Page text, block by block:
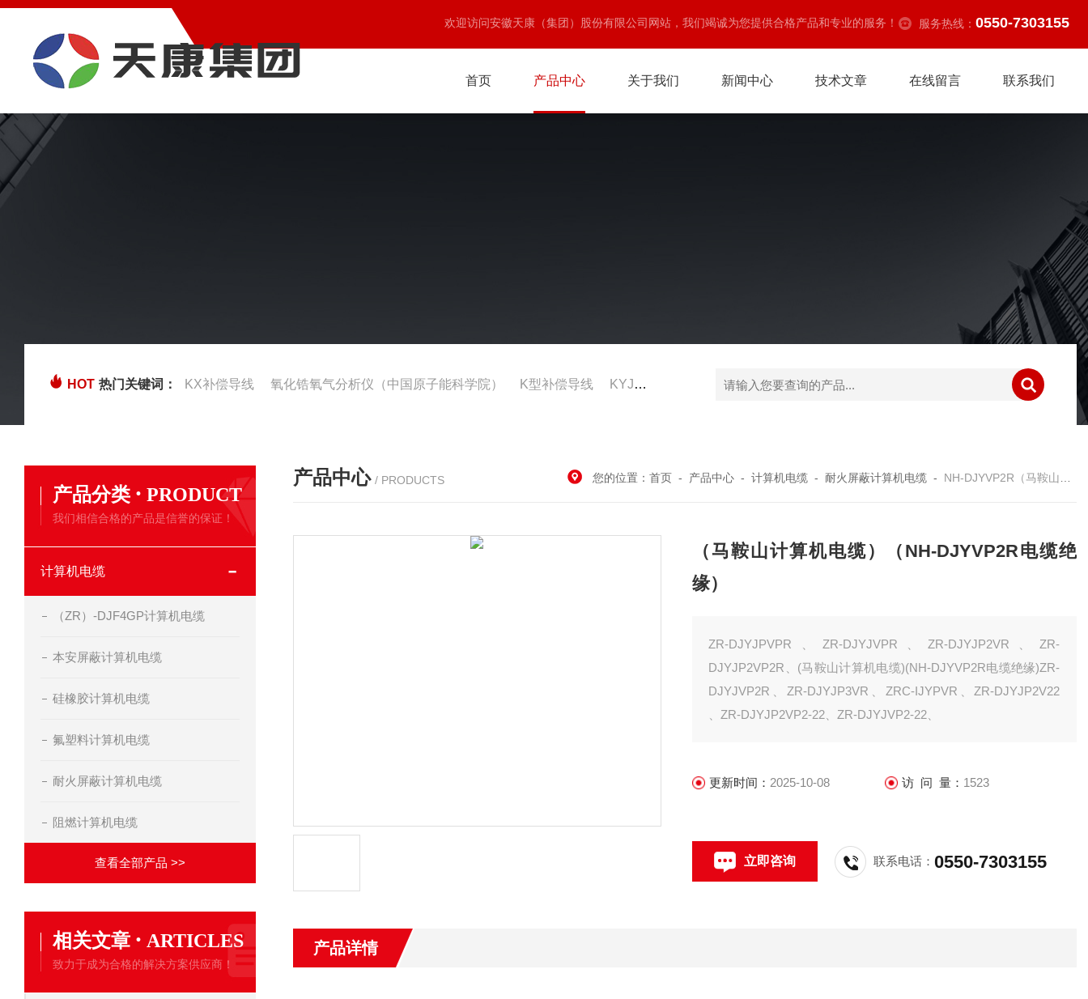
欢迎访问安徽天康（集团）股份有限公司网站，我们竭诚为您提供合格产品和专业的服务！ 服务热线： 0550-7303155
首页 产品中心 关于我们 新闻中心 技术文章 在线留言 联系我们
HOT 热门关键词： KX补偿导线 氧化锆氧气分析仪（中国原子能科学院） K型补偿导线 KYJV22控制电缆供应
产品分类 · PRODUCT
我们相信合格的产品是信誉的保证！
计算机电缆
（ZR）-DJF4GP计算机电缆
本安屏蔽计算机电缆
硅橡胶计算机电缆
氟塑料计算机电缆
耐火屏蔽计算机电缆
阻燃计算机电缆
查看全部产品 >>
相关文章 · ARTICLES
致力于成为合格的解决方案供应商！
产品中心 / PRODUCTS 您的位置：首页 - 产品中心 -计算机电缆 - 耐火屏蔽计算机电缆 - NH-DJYVP2R（马鞍山计算机电缆）（NH-DJYVP2R电缆绝缘）
（马鞍山计算机电缆）（NH-DJYVP2R电缆绝
缘）
ZR-DJYJPVPR、ZR-DJYJVPR、ZR-DJYJP2VR、ZR-
DJYJP2VP2R、(马鞍山计算机电缆)(NH-DJYVP2R电缆绝缘)ZR-
DJYJVP2R、ZR-DJYJP3VR、ZRC-IJYPVR、ZR-DJYJP2V22
、ZR-DJYJP2VP2-22、ZR-DJYJVP2-22、
更新时间： 2025-10-08 访 问 量： 1523
立即咨询 联系电话：0550-7303155
产品详情